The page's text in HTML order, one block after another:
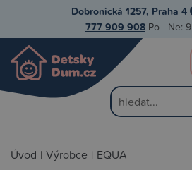
Dobronická 1257, Praha 4
777 909 908 Po - Ne:
Úvod | Výrobce | EQUA